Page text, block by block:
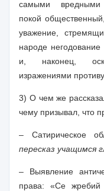
самыми вредными
покой
уважение,
народе негодование
и, наконец,
изражениями
3) О чем же
чему призывал, что
– Сатирическое
пересказ учащимся
– Выявление
права: «Се жребий